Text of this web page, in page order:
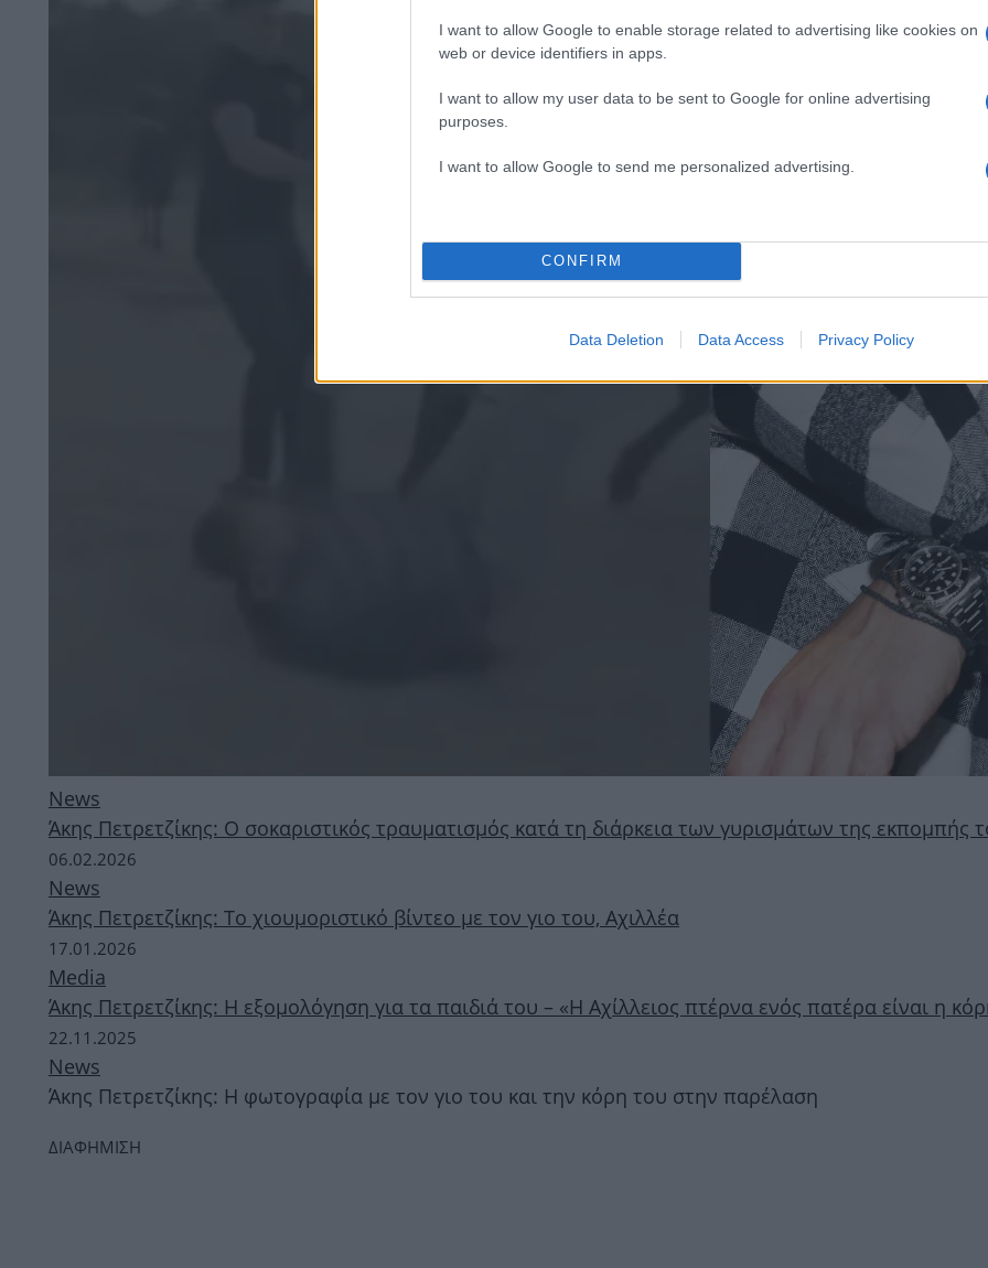
I want to allow Google to enable storage related to advertising like cookies on
web or device identifiers in apps.
I want to allow my user data to be sent to Google for online advertising
purposes.
I want to allow Google to send me personalized advertising.
CONFIRM
Data Deletion Data Access Privacy Policy
News
Άκης Πετρετζίκης: Ο σοκαριστικός τραυματισμός κατά τη διάρκεια των γυρισμάτων της εκπομπής
06.02.2026
News
Άκης Πετρετζίκης: Το χιουμοριστικό βίντεο με τον γιο του, Αχιλλέα
17.01.2026
Media
Άκης Πετρετζίκης: Η εξομολόγηση για τα παιδιά του – «Η Αχίλλειος πτέρνα ενός πατέρα είναι η
22.11.2025
News
Άκης Πετρετζίκης: Η φωτογραφία με τον γιο του και την κόρη του στην παρέλαση
ΔΙΑΦΗΜΙΣΗ